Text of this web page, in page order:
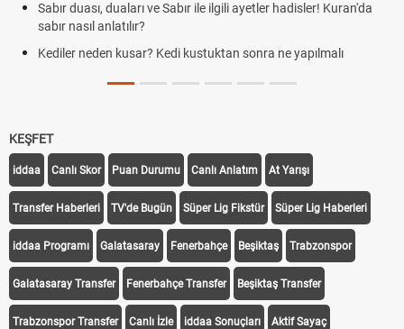
Sabır duası, duaları ve Sabır ile ilgili ayetler hadisler! Kuran'da
sabır nasıl anlatılır?
Kediler neden kusar? Kedi kustuktan sonra ne yapılmalı
KEŞFET
iddaa Canlı Skor Puan Durumu Canlı Anlatım At Yarışı
Transfer Haberleri TV'de Bugün Süper Lig Fikstür Süper Lig Haberleri
iddaa Programı Galatasaray Fenerbahçe Beşiktaş Trabzonspor
Galatasaray Transfer Fenerbahçe Transfer Beşiktaş Transfer
Trabzonspor Transfer Canlı İzle iddaa Sonuçları Aktif Sayaç